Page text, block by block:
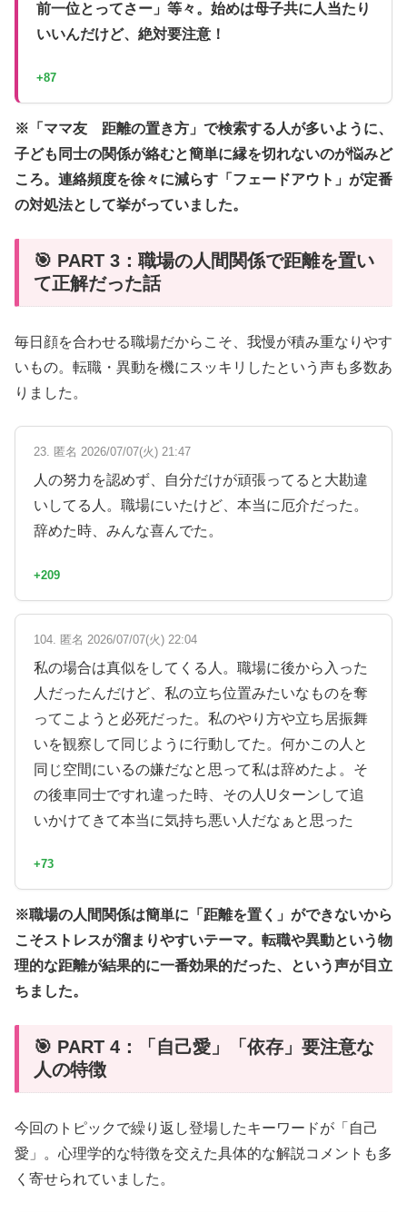
前一位とってさー」等々。始めは母子共に人当たり
いいんだけど、絶対要注意！
+87
※「ママ友 距離の置き方」で検索する人が多いように、
子ども同士の関係が絡むと簡単に縁を切れないのが悩みど
ころ。連絡頻度を徐々に減らす「フェードアウト」が定番
の対処法として挙がっていました。
🎯 PART 3：職場の人間関係で距離を置い
て正解だった話
毎日顔を合わせる職場だからこそ、我慢が積み重なりやす
いもの。転職・異動を機にスッキリしたという声も多数あ
りました。
23. 匿名 2026/07/07(火) 21:47
人の努力を認めず、自分だけが頑張ってると大勘違
いしてる人。職場にいたけど、本当に厄介だった。
辞めた時、みんな喜んでた。
+209
104. 匿名 2026/07/07(火) 22:04
私の場合は真似をしてくる人。職場に後から入った
人だったんだけど、私の立ち位置みたいなものを奪
ってこようと必死だった。私のやり方や立ち居振舞
いを観察して同じように行動してた。何かこの人と
同じ空間にいるの嫌だなと思って私は辞めたよ。そ
の後車同士ですれ違った時、その人Uターンして追
いかけてきて本当に気持ち悪い人だなぁと思った
+73
※職場の人間関係は簡単に「距離を置く」ができないから
こそストレスが溜まりやすいテーマ。転職や異動という物
理的な距離が結果的に一番効果的だった、という声が目立
ちました。
🎯 PART 4：「自己愛」「依存」要注意な
人の特徴
今回のトピックで繰り返し登場したキーワードが「自己
愛」。心理学的な特徴を交えた具体的な解説コメントも多
く寄せられていました。